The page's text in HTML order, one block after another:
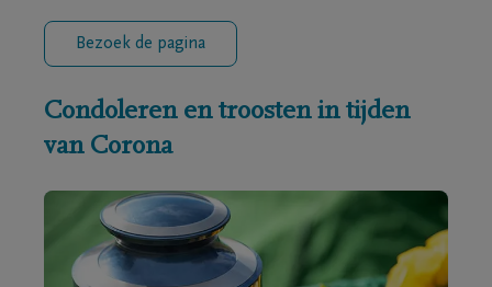
Bezoek de pagina
Condoleren en troosten in tijden
van Corona